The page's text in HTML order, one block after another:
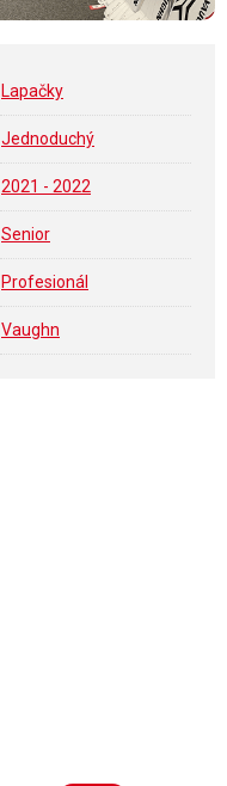
Lapačky
Jednoduchý
2021 - 2022
Senior
Profesionál
Vaughn